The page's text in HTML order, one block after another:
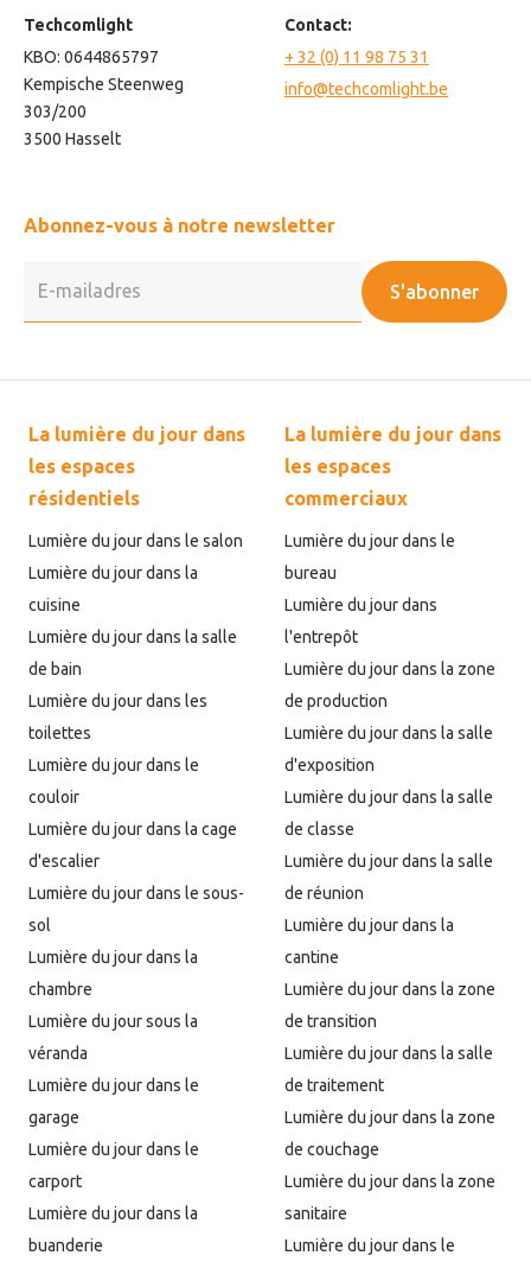
Techcomlight
KBO: 0644865797
Kempische Steenweg
303/200
3500 Hasselt
Contact:
+ 32 (0) 11 98 75 31
info@techcomlight.be
Abonnez-vous à notre newsletter
S'abonner
La lumière du jour dans
les espaces
résidentiels
Lumière du jour dans le salon
Lumière du jour dans la
cuisine
Lumière du jour dans la salle
de bain
Lumière du jour dans les
toilettes
Lumière du jour dans le
couloir
Lumière du jour dans la cage
d'escalier
Lumière du jour dans le sous-
sol
Lumière du jour dans la
chambre
Lumière du jour sous la
véranda
Lumière du jour dans le
garage
Lumière du jour dans le
carport
Lumière du jour dans la
buanderie
La lumière du jour dans
les espaces
commerciaux
Lumière du jour dans le
bureau
Lumière du jour dans
l'entrepôt
Lumière du jour dans la zone
de production
Lumière du jour dans la salle
d'exposition
Lumière du jour dans la salle
de classe
Lumière du jour dans la salle
de réunion
Lumière du jour dans la
cantine
Lumière du jour dans la zone
de transition
Lumière du jour dans la salle
de traitement
Lumière du jour dans la zone
de couchage
Lumière du jour dans la zone
sanitaire
Lumière du jour dans le